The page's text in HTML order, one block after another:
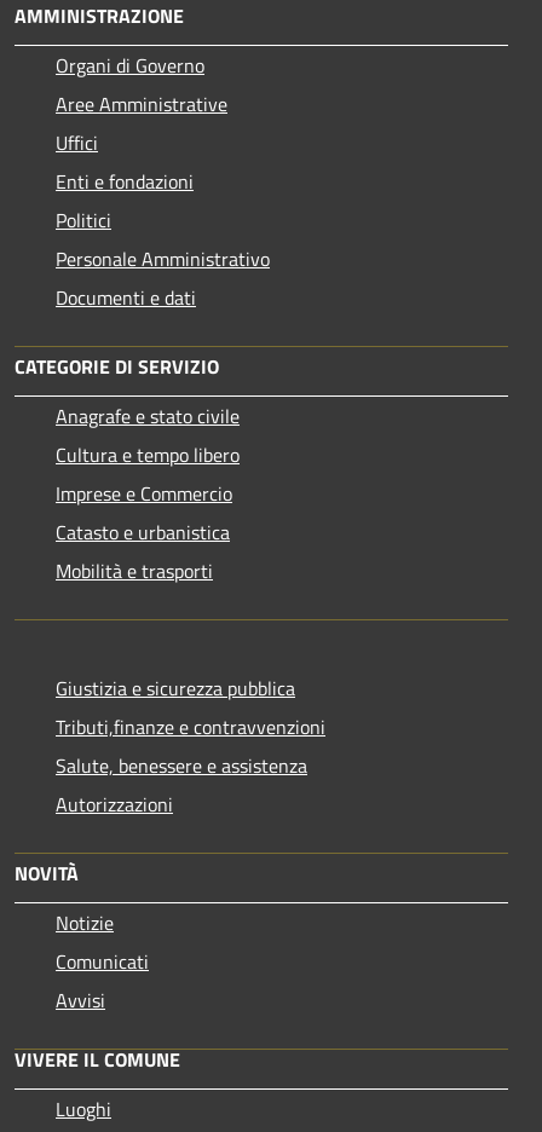
AMMINISTRAZIONE
Organi di Governo
Aree Amministrative
Uffici
Enti e fondazioni
Politici
Personale Amministrativo
Documenti e dati
CATEGORIE DI SERVIZIO
Anagrafe e stato civile
Cultura e tempo libero
Imprese e Commercio
Catasto e urbanistica
Mobilità e trasporti
Giustizia e sicurezza pubblica
Tributi,finanze e contravvenzioni
Salute, benessere e assistenza
Autorizzazioni
NOVITÀ
Notizie
Comunicati
Avvisi
VIVERE IL COMUNE
Luoghi